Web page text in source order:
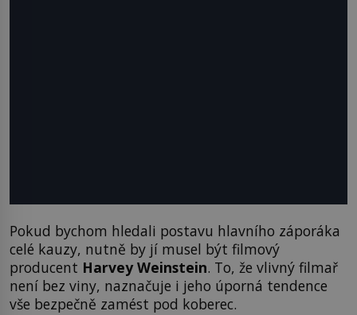
Pokud bychom hledali postavu hlavního záporáka
celé kauzy, nutně by jí musel být filmový
producent Harvey Weinstein. To, že vlivný filmař
není bez viny, naznačuje i jeho úporná tendence
vše bezpečně zamést pod koberec.